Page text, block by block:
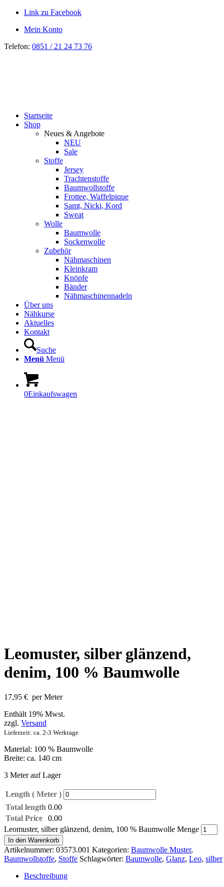
Link zu Facebook
Mein Konto
Telefon: 0851 / 21 24 73 76
Startseite
Shop
Neues & Angebote
NEU
Sale
Stoffe
Jersey
Trachtenstoffe
Baumwollstoffe
Frottee, Waffelpique
Samt, Nicki, Kord
Sweat
Wolle
Baumwolle
Sockenwolle
Zubehör
Nähmaschinen
Kleinkram
Knöpfe
Bänder
Nähmaschinennadeln
Über uns
Nähkurse
Aktuelles
Kontakt
Suche
Menü Menü
0Einkaufswagen
Leomuster, silber glänzend,
denim, 100 % Baumwolle
17,95 € per Meter
Enthält 19% Mwst.
zzgl. Versand
Lieferzeit: ca. 2-3 Werktage
Material: 100 % Baumwolle
Breite: ca. 140 cm
3 Meter auf Lager
Length ( Meter )
Total length 0.00
Total Price
0.00
Leomuster, silber glänzend, denim, 100 % Baumwolle Menge
In den Warenkorb
Artikelnummer: 03573.001 Kategorien: Baumwolle Muster,
Baumwollstoffe, Stoffe Schlagwörter: Baumwolle, Glanz, Leo, silber
Beschreibung